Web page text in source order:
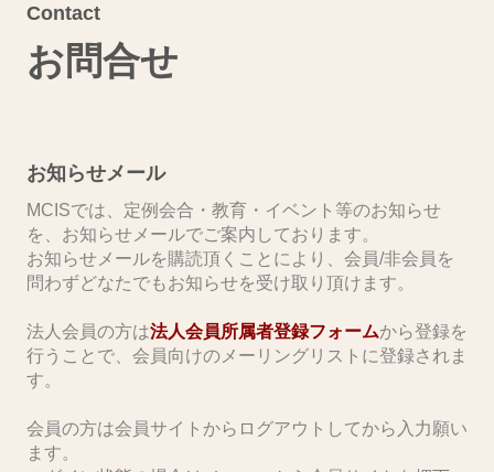
Contact
お問合せ
お知らせメール
MCISでは、定例会合・教育・イベント等のお知らせ
を、お知らせメールでご案内しております。
お知らせメールを購読頂くことにより、会員/非会員を
問わずどなたでもお知らせを受け取り頂けます。
​法人会員の方は法人会員所属者登録フォームから登録を
行うことで、会員向けのメーリングリストに登録されま
す。
会員の方は会員サイトからログアウトしてから入力願い
ます。